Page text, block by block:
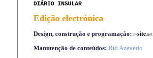
DIÁRIO INSULAR
Edição electrónica
Design, construção e programação: r-site.net
Manutenção de conteúdos: Rui Azevedo